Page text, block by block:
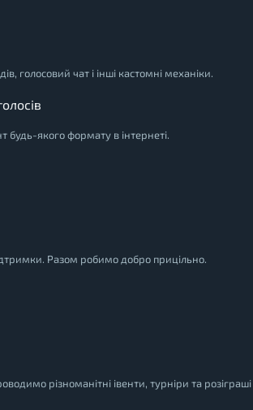
голосовий чат і інші кастомні механіки.
будь-якого формату в інтернеті.
Разом робимо добро прицільно.
різноманітні івенти, турніри та